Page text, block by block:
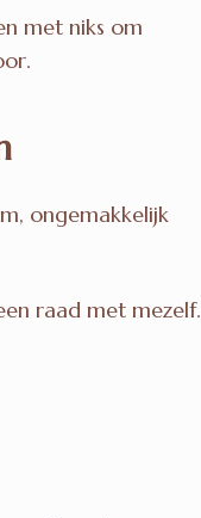
met niks om
ongemakkelijk
raad met mezelf.